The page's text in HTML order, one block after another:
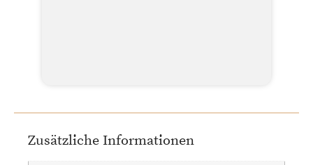
Zusätzliche Informationen